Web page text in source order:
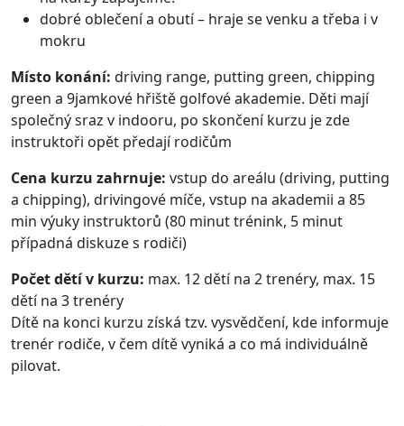
dobré oblečení a obutí – hraje se venku a třeba i v
mokru
Místo konání: driving range, putting green, chipping
green a 9jamkové hřiště golfové akademie. Děti mají
společný sraz v indooru, po skončení kurzu je zde
instruktoři opět předají rodičům
Cena kurzu zahrnuje: vstup do areálu (driving, putting
a chipping), drivingové míče, vstup na akademii a 85
min výuky instruktorů (80 minut trénink, 5 minut
případná diskuze s rodiči)
Počet dětí v kurzu: max. 12 dětí na 2 trenéry, max. 15
dětí na 3 trenéry
Dítě na konci kurzu získá tzv. vysvědčení, kde informuje
trenér rodiče, v čem dítě vyniká a co má individuálně
pilovat.